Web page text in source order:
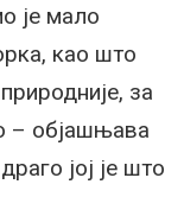
је мало
као што
за
– објашњава
јој је што